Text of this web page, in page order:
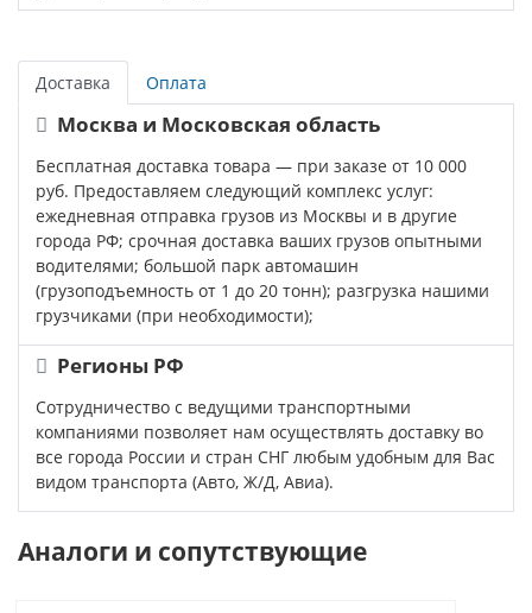
Доставка Оплата
Москва и Московская область
Бесплатная доставка товара — при заказе от 10 000
руб. Предоставляем следующий комплекс услуг:
ежедневная отправка грузов из Москвы и в другие
города РФ; срочная доставка ваших грузов опытными
водителями; большой парк автомашин
(грузоподъемность от 1 до 20 тонн); разгрузка нашими
грузчиками (при необходимости);
Регионы РФ
Сотрудничество с ведущими транспортными
компаниями позволяет нам осуществлять доставку во
все города России и стран СНГ любым удобным для Вас
видом транспорта (Авто, Ж/Д, Авиа).
Аналоги и сопутствующие